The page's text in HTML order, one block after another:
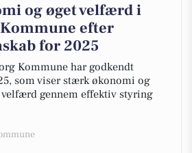
og øget velfærd i
efter
for 2025
Kommune har godkendt
som viser stærk økonomi og
gennem effektiv styring